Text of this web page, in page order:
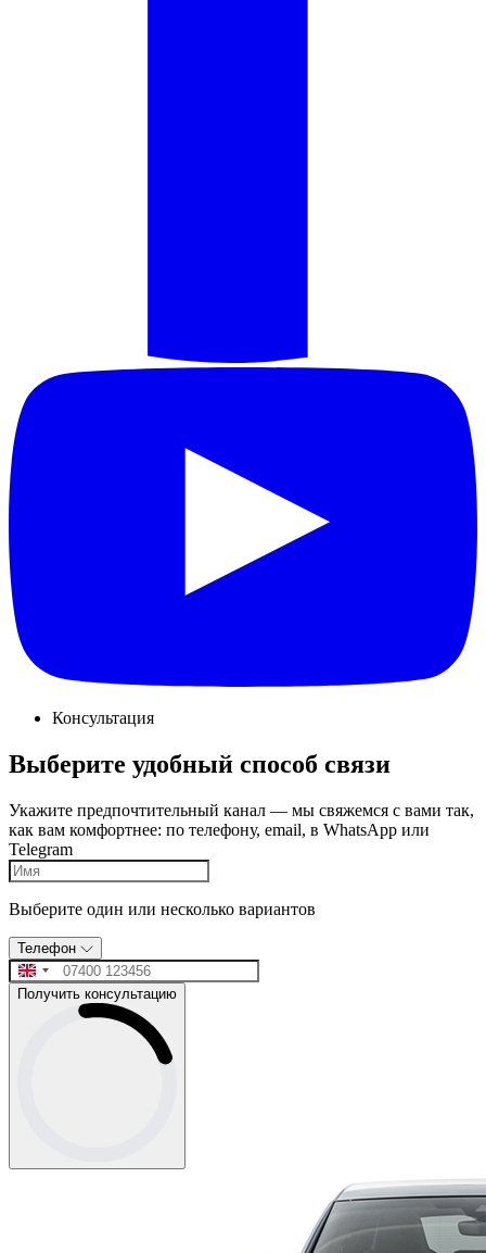
Консультация
Выберите удобный способ связи
Укажите предпочтительный канал — мы свяжемся с вами так,
как вам комфортнее: по телефону, email, в WhatsApp или
Telegram
Выберите один или несколько вариантов
Телефон
Получить консультацию